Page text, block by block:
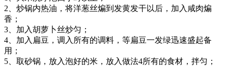
2、炒锅内热油，将洋葱丝煸到发黄发干以后，加入咸肉煸
香；
3、加入胡萝卜丝炒匀；
4、加入扁豆，调入所有的调料，等扁豆一发绿迅速盛起备
用；
5、取砂锅，放入泡好的米，放入做法4所有的食材，拌匀；